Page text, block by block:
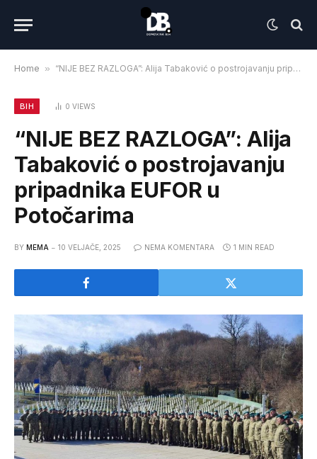
Home » “NIJE BEZ RAZLOGA”: Alija Tabaković o postrojavanju pripadnika EUFOR u Potočarima
BIH 0 VIEWS
“NIJE BEZ RAZLOGA”: Alija
Tabaković o postrojavanju
pripadnika EUFOR u
Potočarima
BY MEMA 10 VELJAČE, 2025 NEMA KOMENTARA 1 MIN READ